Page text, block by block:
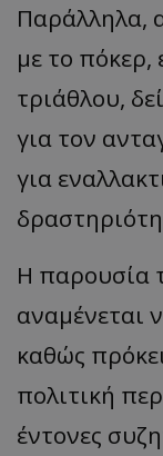
Παράλληλα,
με το πόκερ,
τριάθλου,
για τον
για
Η παρουσία
αναμένεται
καθώς
πολιτική
έντονες